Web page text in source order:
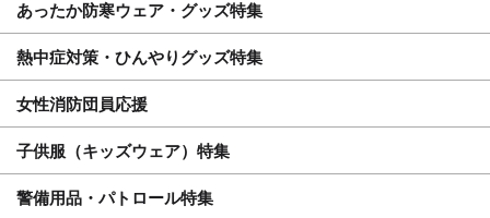
あったか防寒ウェア・グッズ特集
熱中症対策・ひんやりグッズ特集
女性消防団員応援
子供服（キッズウェア）特集
警備用品・パトロール特集